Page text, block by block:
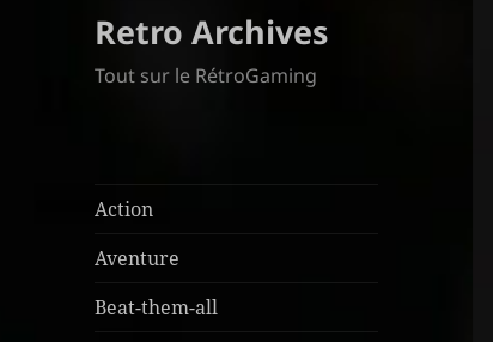
Retro Archives
Tout sur le RétroGaming
Action
Aventure
Beat-them-all